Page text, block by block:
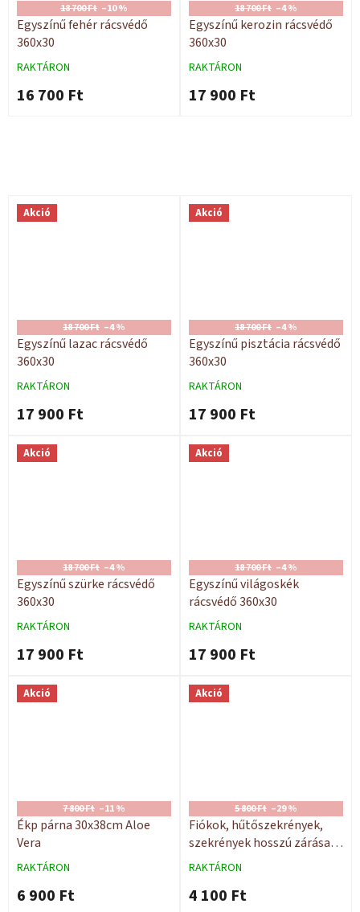
18 700 Ft –10 %
Egyszínű fehér rácsvédő
360x30
RAKTÁRON
16 700 Ft
18 700 Ft –4 %
Egyszínű kerozin rácsvédő
360x30
RAKTÁRON
17 900 Ft
Akció
18 700 Ft –4 %
Egyszínű lazac rácsvédő
360x30
RAKTÁRON
17 900 Ft
Akció
18 700 Ft –4 %
Egyszínű pisztácia rácsvédő
360x30
RAKTÁRON
17 900 Ft
Akció
18 700 Ft –4 %
Egyszínű szürke rácsvédő
360x30
RAKTÁRON
17 900 Ft
Akció
18 700 Ft –4 %
Egyszínű világoskék
rácsvédő 360x30
RAKTÁRON
17 900 Ft
Akció
7 800 Ft –11 %
Ékp párna 30x38cm Aloe
Vera
RAKTÁRON
6 900 Ft
Akció
5 800 Ft –29 %
Fiókok, hűtőszekrények,
szekrények hosszú zárása
10 db
RAKTÁRON
4 100 Ft